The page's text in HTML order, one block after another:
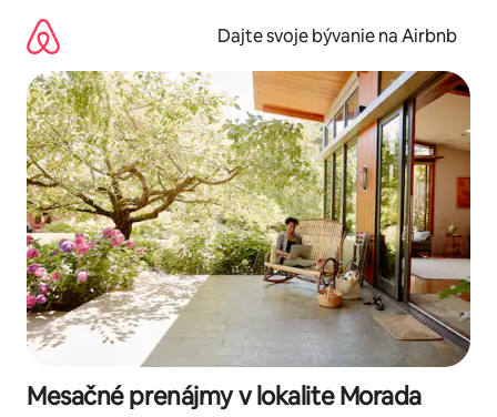
obsah.
Dajte svoje bývanie na Airbnb
Mesačné prenájmy v lokalite Morada